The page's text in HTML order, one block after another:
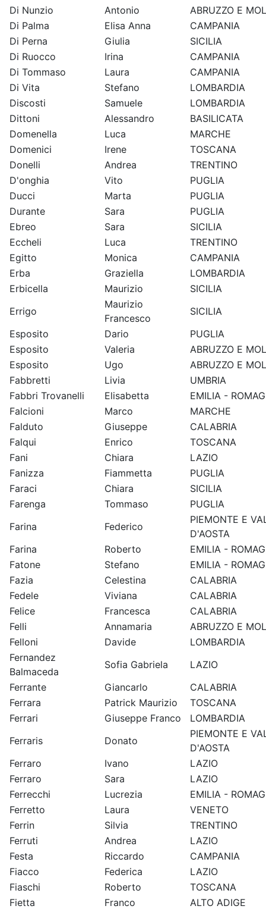
Di Nunzio
Antonio
ABRUZZO E
Di Palma
Elisa Anna
CAMPANIA
Di Perna
Giulia
SICILIA
Di Ruocco
Irina
CAMPANIA
Di Tommaso
Laura
CAMPANIA
Di Vita
Stefano
LOMBARDIA
Discosti
Samuele
LOMBARDIA
Dittoni
Alessandro
BASILICATA
Domenella
Luca
MARCHE
Domenici
Irene
TOSCANA
Donelli
Andrea
TRENTINO
D'onghia
Vito
PUGLIA
Ducci
Marta
PUGLIA
Durante
Sara
PUGLIA
Ebreo
Sara
SICILIA
Eccheli
Luca
TRENTINO
Egitto
Monica
CAMPANIA
Erba
Graziella
LOMBARDIA
Erbicella
Maurizio
SICILIA
Errigo
Maurizio
Francesco
SICILIA
Esposito
Dario
PUGLIA
Esposito
Valeria
ABRUZZO E
Esposito
Ugo
ABRUZZO E
Fabbretti
Livia
UMBRIA
Fabbri Trovanelli
Elisabetta
EMILIA -
Falcioni
Marco
MARCHE
Falduto
Giuseppe
CALABRIA
Falqui
Enrico
TOSCANA
Fani
Chiara
LAZIO
Fanizza
Fiammetta
PUGLIA
Faraci
Chiara
SICILIA
Farenga
Tommaso
PUGLIA
Farina
Federico
PIEMONTE E
D'AOSTA
Farina
Roberto
EMILIA -
Fatone
Stefano
EMILIA -
Fazia
Celestina
CALABRIA
Fedele
Viviana
CALABRIA
Felice
Francesca
CALABRIA
Felli
Annamaria
ABRUZZO E
Felloni
Davide
LOMBARDIA
Fernandez
Balmaceda
Sofia Gabriela
LAZIO
Ferrante
Giancarlo
CALABRIA
Ferrara
Patrick Maurizio
TOSCANA
Ferrari
Giuseppe Franco
LOMBARDIA
Ferraris
Donato
PIEMONTE E
D'AOSTA
Ferraro
Ivano
LAZIO
Ferraro
Sara
LAZIO
Ferrecchi
Lucrezia
EMILIA -
Ferretto
Laura
VENETO
Ferrin
Silvia
TRENTINO
Ferruti
Andrea
LAZIO
Festa
Riccardo
CAMPANIA
Fiacco
Federica
LAZIO
Fiaschi
Roberto
TOSCANA
Fietta
Franco
ALTO ADIGE